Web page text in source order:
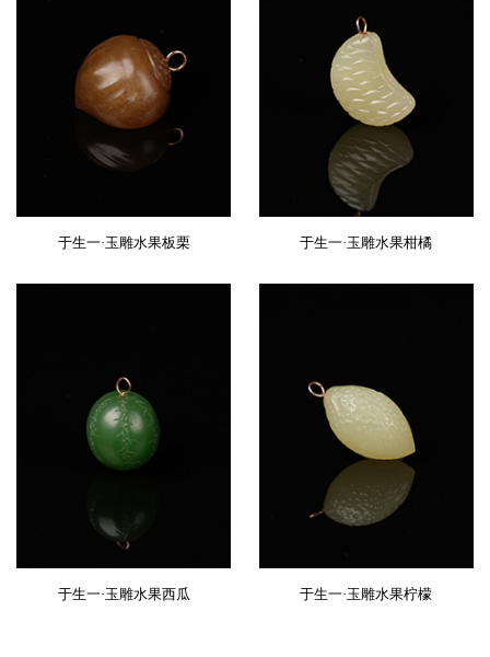
于生一·玉雕水果板栗 于生一·玉雕水果柑橘
于生一·玉雕水果西瓜 于生一·玉雕水果柠檬